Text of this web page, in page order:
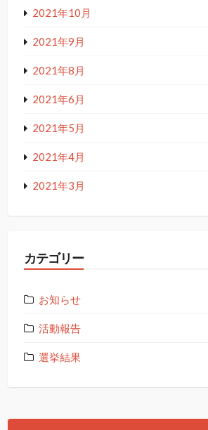
2021年10月
2021年9月
2021年8月
2021年6月
2021年5月
2021年4月
2021年3月
カテゴリー
お知らせ
活動報告
選挙結果